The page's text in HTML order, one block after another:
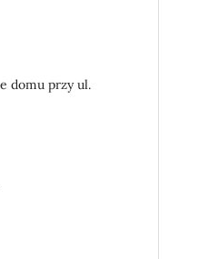
domu przy ul.